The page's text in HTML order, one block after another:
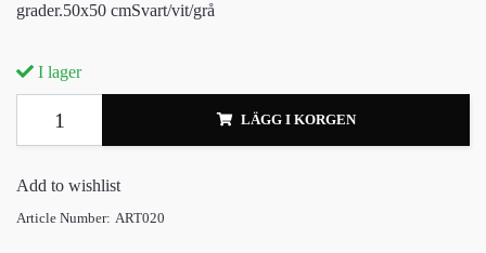
grader.50x50 cmSvart/vit/grå
I lager
LÄGG I KORGEN
Add to wishlist
Article Number: ART020